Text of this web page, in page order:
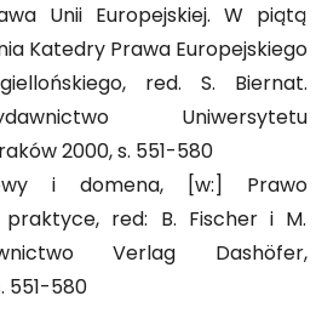
Unii Europejskiej. W piątą
Katedry Prawa Europejskiego
red. S. Biernat.
Uniwersytetu
2000, s. 551-580
i domena, [w:] Prawo
red: B. Fischer i M.
Verlag Dashöfer,
551-580